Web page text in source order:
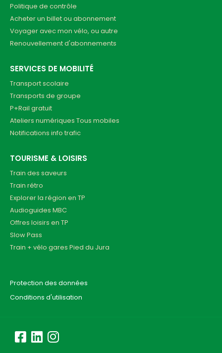
Politique de contrôle
Acheter un billet ou abonnement
Voyager avec mon vélo, ou autre
Renouvellement d'abonnements
SERVICES DE MOBILITÉ
Transport scolaire
Transports de groupe
P+Rail gratuit
Ateliers numériques Tous mobiles
Notifications info trafic
TOURISME & LOISIRS
Train des saveurs
Train rétro
Explorer la région en TP
Audioguides MBC
Offres loisirs en TP
Slow Pass
Train + vélo gares Pied du Jura
Protection des données
Conditions d'utilisation